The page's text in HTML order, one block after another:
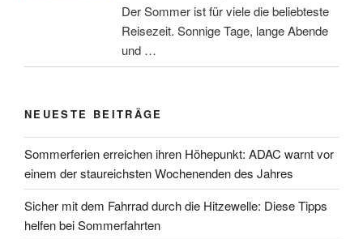
Der Sommer ist für viele die beliebteste
Reisezeit. Sonnige Tage, lange Abende
und …
NEUESTE BEITRÄGE
Sommerferien erreichen ihren Höhepunkt: ADAC warnt vor
einem der staureichsten Wochenenden des Jahres
Sicher mit dem Fahrrad durch die Hitzewelle: Diese Tipps
helfen bei Sommerfahrten